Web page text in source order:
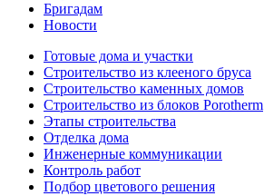
Бригадам
Новости
Готовые дома и участки
Строительство из клееного бруса
Строительство каменных домов
Строительство из блоков Porotherm
Этапы строительства
Отделка дома
Инженерные коммуникации
Контроль работ
Подбор цветового решения